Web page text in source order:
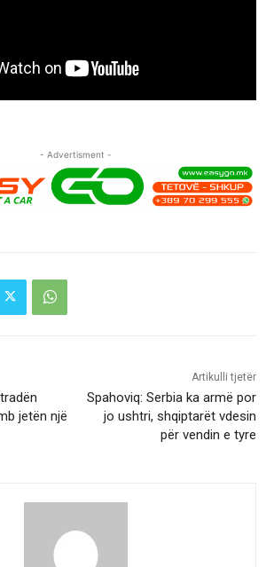
- Advertisment -
jetën një
Artikulli tjetër
Spahoviq: Serbia ka armë por
jo ushtri, shqiptarët vdesin
për vendin e tyre